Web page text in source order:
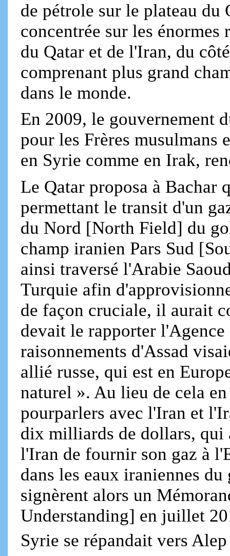
de pétrole sur le plateau
concentrée sur les énormes
du Qatar et de l'Iran, du
comprenant plus grand
dans le monde.
En 2009, le gouvernement
pour les Frères
en Syrie comme en Irak,
Le Qatar proposa à Bachar
permettant le transit d'un
du Nord [North Field] du
champ iranien Pars Sud
ainsi traversé l'Arabie
Turquie afin
de façon cruciale, il aurait
devait le rapporter l'Agence
raisonnements d'Assad
allié russe, qui est en
naturel ». Au lieu de cela
pourparlers avec l'Iran et
dix milliards de dollars, qui
l'Iran de fournir son gaz à
dans les eaux iraniennes
signèrent alors un
Understanding] en juillet
Syrie se répandait vers